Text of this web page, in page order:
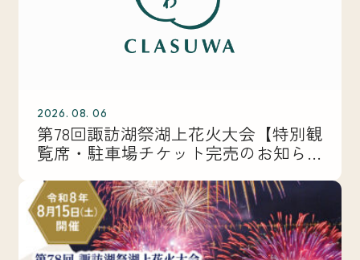
2026. 08. 06
第78回諏訪湖祭湖上花火大会【特別観
覧席・駐車場チケット完売のお知ら